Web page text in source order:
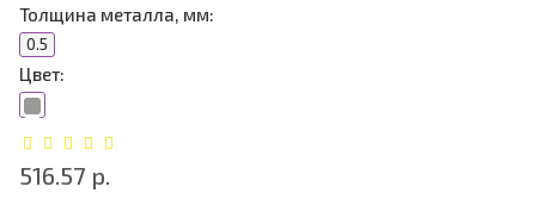
Толщина металла, мм:
0.5
Цвет:
516.57 р.